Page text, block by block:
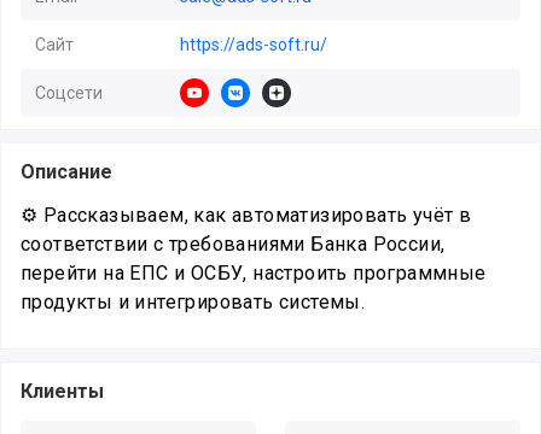
Сайт https://ads-soft.ru/
Соцсети https://www.youtube.com/channel/
https://vk.com/club18865796
https://zen.yandex.ru/id/
Описание
⚙️ Рассказываем, как автоматизировать учёт в
соответствии с требованиями Банка России,
перейти на ЕПС и ОСБУ, настроить программные
продукты и интегрировать системы.
Клиенты